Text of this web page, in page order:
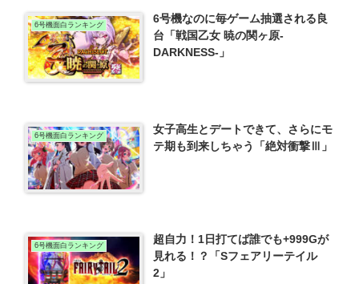
6号機面白ランキング
6号機なのに毎ゲーム抽選される良
台「戦国乙女 暁の関ヶ原-
DARKNESS-」
6号機面白ランキング
女子高生とデートできて、さらにモ
テ期も到来しちゃう「絶対衝撃Ⅲ」
6号機面白ランキング
超自力！1日打てば誰でも+999Gが
見れる！？「Sフェアリーテイル
2」